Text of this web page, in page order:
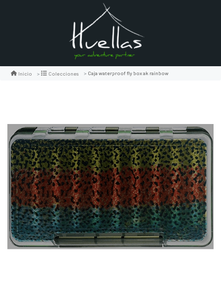
Inicio Colecciones Caja waterproof fly box ak rainbow